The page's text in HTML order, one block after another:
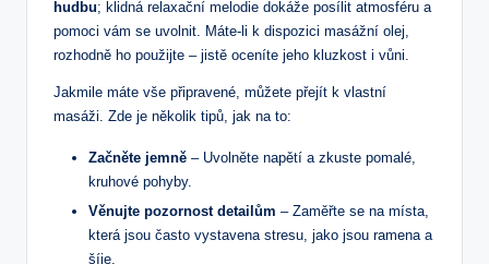
hudbu; klidná relaxační melodie ‍dokáže ‌posílit atmosféru‍ a
pomoci ​vám se uvolnit. Máte-li‍ k dispozici masážní olej,
rozhodně ho použijte – jistě oceníte jeho kluzkost i vůni.
Jakmile máte vše připravené, ⁤můžete přejít k vlastní
masáži. Zde je ⁣několik ⁢tipů, jak na to:
Začněte jemně – Uvolněte napětí a zkuste pomalé,
kruhové pohyby.
Věnujte pozornost detailům – Zaměřte se​ na místa,
která jsou často⁢ vystavena stresu, jako ‌jsou ramena‍ a
šíje.